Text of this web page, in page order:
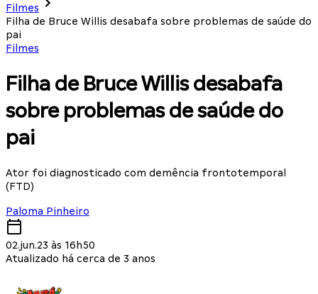
Filmes
Filha de Bruce Willis desabafa sobre problemas de saúde do
pai
Filmes
Filha de Bruce Willis desabafa
sobre problemas de saúde do
pai
Ator foi diagnosticado com demência frontotemporal
(FTD)
Paloma Pinheiro
02.jun.23 às 16h50
Atualizado há cerca de 3 anos